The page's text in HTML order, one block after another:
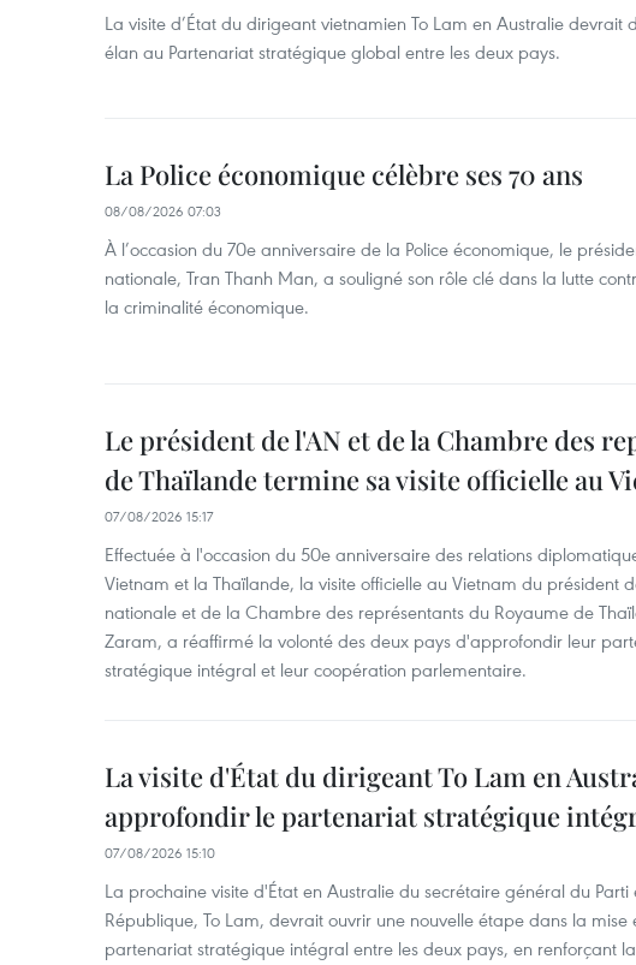
La visite d’État du dirigeant vietnamien To Lam en Australie devrait
élan au Partenariat stratégique global entre les deux pays.
La Police économique célèbre ses 70 ans
08/08/2026 07:03
À l’occasion du 70e anniversaire de la Police économique, le
nationale, Tran Thanh Man, a souligné son rôle clé dans la lutte
la criminalité économique.
Le président de l'AN et de la Chambre des
de Thaïlande termine sa visite officielle au
07/08/2026 15:17
Effectuée à l'occasion du 50e anniversaire des relations
Vietnam et la Thaïlande, la visite officielle au Vietnam du président
nationale et de la Chambre des représentants du Royaume de
Zaram, a réaffirmé la volonté des deux pays d'approfondir leur
stratégique intégral et leur coopération parlementaire.
La visite d'État du dirigeant To Lam en
approfondir le partenariat stratégique
07/08/2026 15:10
La prochaine visite d'État en Australie du secrétaire général du
République, To Lam, devrait ouvrir une nouvelle étape dans la
partenariat stratégique intégral entre les deux pays, en renforçant